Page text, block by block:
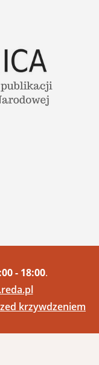
- 18:00.
krzywdzeniem